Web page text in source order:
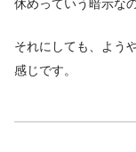
休めっていう暗示な
それにしても、よう
感じです。